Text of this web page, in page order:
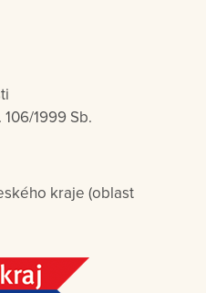
1999 Sb.
kraje (oblast